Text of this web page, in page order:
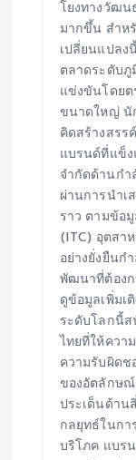
โยงทางวัฒ
มากขึ้น สำห
เปลี่ยนแปลง
ตลาดระดับภู
แข่งขันโดย
ขนาดใหญ่ นั
คิดสร้างสรร
แบรนด์ที่แข็ง
จำกัดด้านกำ
ผ่านการนำเ
ราว ตามข้อ
(ITC) อุตสา
อย่างยั่งยืนก
พัฒนาที่ต้องก
ดูข้อมูลเพิ่มเ
ระดับโลกนี้
ไทยที่ให้คว
ความรับผิดช
ของอัตลักษณ์
ประเด็นด้าน
กลยุทธ์ในกา
บริโภค แบร